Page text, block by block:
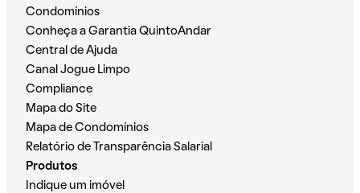
Condomínios
Conheça a Garantia QuintoAndar
Central de Ajuda
Canal Jogue Limpo
Compliance
Mapa do Site
Mapa de Condomínios
Relatório de Transparência Salarial
Produtos
Indique um imóvel